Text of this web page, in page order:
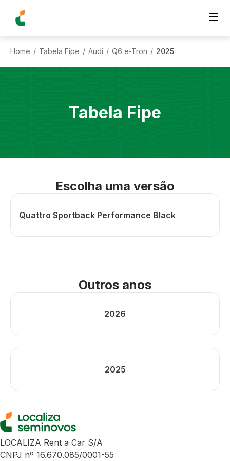
Home / Tabela Fipe / Audi / Q6 e-Tron / 2025
Tabela Fipe
Escolha uma versão
Quattro Sportback Performance Black
Outros anos
2026
2025
LOCALIZA Rent a Car S/A
CNPJ nº 16.670.085/0001-55